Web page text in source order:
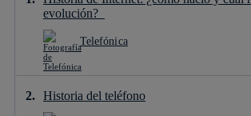
evolución?
Telefónica
Historia del teléfono